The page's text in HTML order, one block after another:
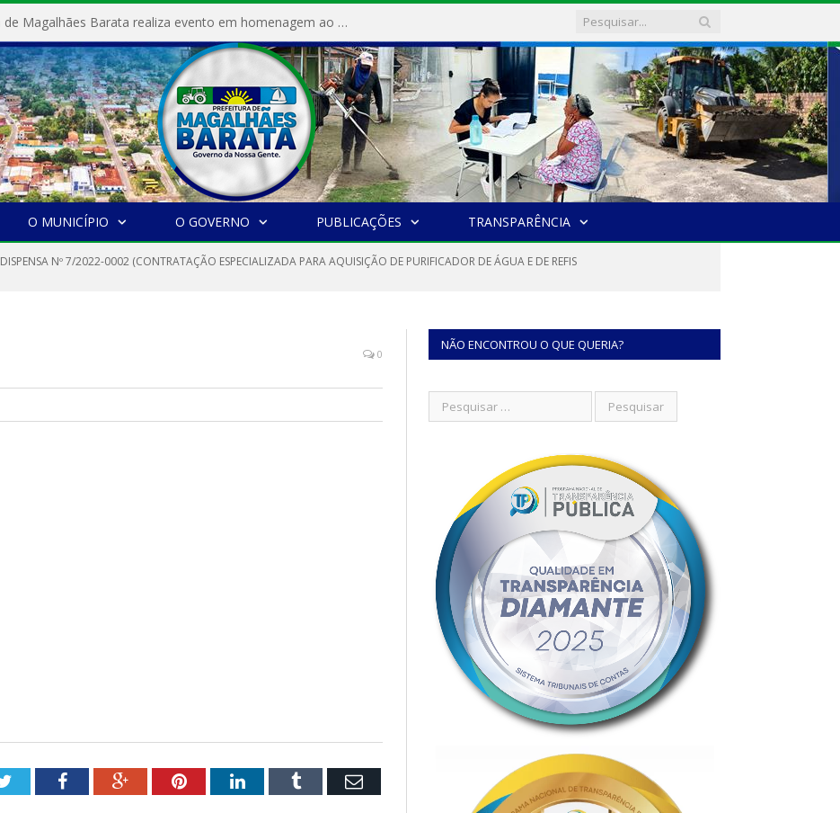
Prefeitura de Magalhães Barata realiza evento em homenagem ao Dia Internacional da Mulher
O MUNICÍPIO O GOVERNO PUBLICAÇÕES TRANSPARÊNCIA
DISPENSA Nº 7/2022-0002 (CONTRATAÇÃO ESPECIALIZADA PARA AQUISIÇÃO DE PURIFICADOR DE ÁGUA E DE REFIS
0
TwitterFacebookGoogle+PinterestLinkedInTumblr Email
NÃO ENCONTROU O QUE QUERIA?